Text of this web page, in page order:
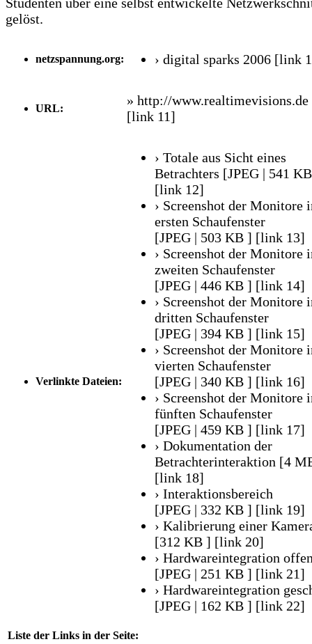
gelöst.
netzspannung.org: › digital sparks 2006 [link
URL:
» http://www.realtimevisions.de
[link 11]
Verlinkte Dateien:
› Totale aus Sicht eines
Betrachters [JPEG | 541
[link 12]
› Screenshot der Monitore
ersten Schaufenster
[JPEG | 503 KB ] [link 13]
› Screenshot der Monitore
zweiten Schaufenster
[JPEG | 446 KB ] [link 14]
› Screenshot der Monitore
dritten Schaufenster
[JPEG | 394 KB ] [link 15]
› Screenshot der Monitore
vierten Schaufenster
[JPEG | 340 KB ] [link 16]
› Screenshot der Monitore
fünften Schaufenster
[JPEG | 459 KB ] [link 17]
› Dokumentation der
Betrachterinteraktion [4
[link 18]
› Interaktionsbereich
[JPEG | 332 KB ] [link 19]
› Kalibrierung einer
[312 KB ] [link 20]
› Hardwareintegration
[JPEG | 251 KB ] [link 21]
› Hardwareintegration
[JPEG | 162 KB ] [link 22]
Liste der Links in der Seite: